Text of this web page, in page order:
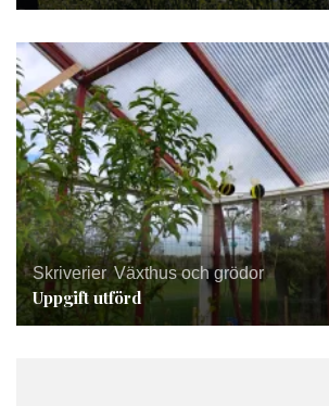
Skriverier, Växthus och grödor
Uppgift utförd